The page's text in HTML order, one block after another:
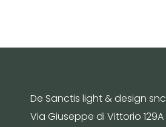
De Sanctis light & design snc
Via Giuseppe di Vittorio 129A